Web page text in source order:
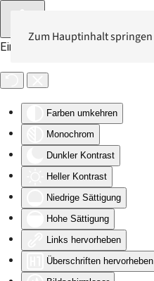
Eingabehilfen öffnen
Farben umkehren
Monochrom
Dunkler Kontrast
Heller Kontrast
Niedrige Sättigung
Hohe Sättigung
Links hervorheben
Überschriften hervorheben
Zum Hauptinhalt springen